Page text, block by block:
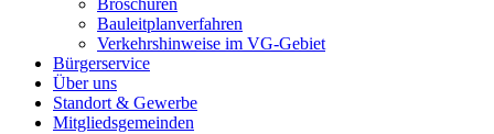
Broschüren
Bauleitplanverfahren
Verkehrshinweise im VG-Gebiet
Bürgerservice
Über uns
Standort & Gewerbe
Mitgliedsgemeinden